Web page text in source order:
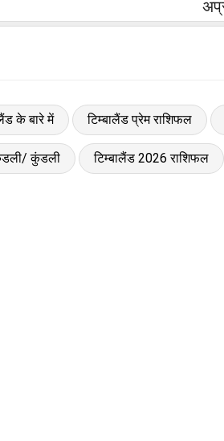
के बारे में टिम्बालैंड प्रेम राशिफल
कुंडली टिम्बालैंड 2026 राशिफल